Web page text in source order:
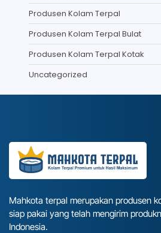
Produsen Kolam Terpal
Produsen Kolam Terpal Bulat
Produsen Kolam Terpal Kotak
Uncategorized
Mahkota terpal merupakan produsen
siap pakai yang telah mengirim
Indonesia.